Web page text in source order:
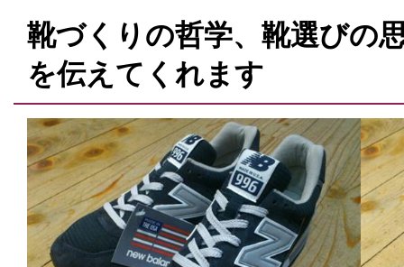
靴づくりの哲学、靴選びの
を伝えてくれます